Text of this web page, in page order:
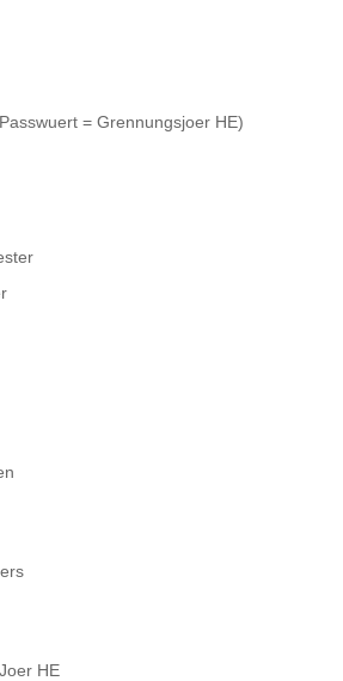
= Grennungsjoer HE)
HE